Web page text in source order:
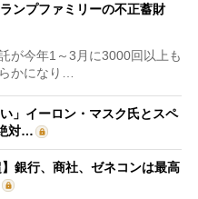
ンプファミリーの不正蓄財
が今年1～3月に3000回以上も
かになり…
」イーロン・マスク氏とスペ
対…
銀行、商社、ゼネコンは最高